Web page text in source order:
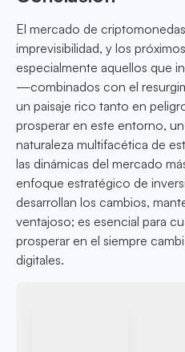
El mercado de
imprevisibilidad, y los
especialmente aquellos que
—combinados con el
un paisaje rico tanto en
prosperar en este entorno,
naturaleza multifacética de
las dinámicas del mercado
enfoque estratégico de
desarrollan los cambios,
ventajoso; es esencial para
prosperar en el siempre
digitales.